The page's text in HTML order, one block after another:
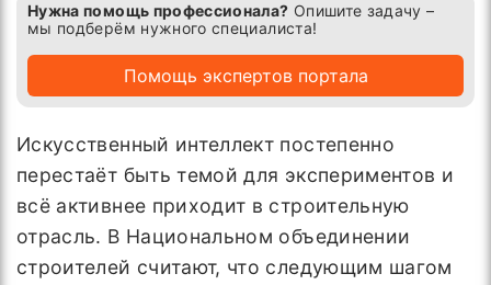
Нужна помощь профессионала? Опишите задачу –
мы подберём нужного специалиста!
Помощь экспертов портала
Искусственный интеллект постепенно
перестаёт быть темой для экспериментов и
всё активнее приходит в строительную
отрасль. В Национальном объединении
строителей считают, что следующим шагом